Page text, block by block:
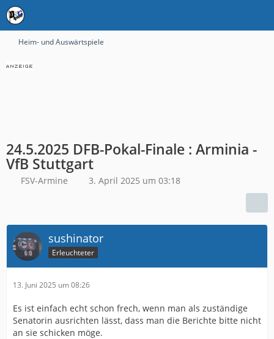
Heim- und Auswärtspiele
24.5.2025 DFB-Pokal-Finale : Arminia -
VfB Stuttgart
FSV-Armine 3. April 2025 um 03:18
sushinator
Erleuchteter
13. Juni 2025 um 08:26
Es ist einfach echt schon frech, wenn man als zuständige
Senatorin ausrichten lässt, dass man die Berichte bitte nicht
an sie schicken möge.